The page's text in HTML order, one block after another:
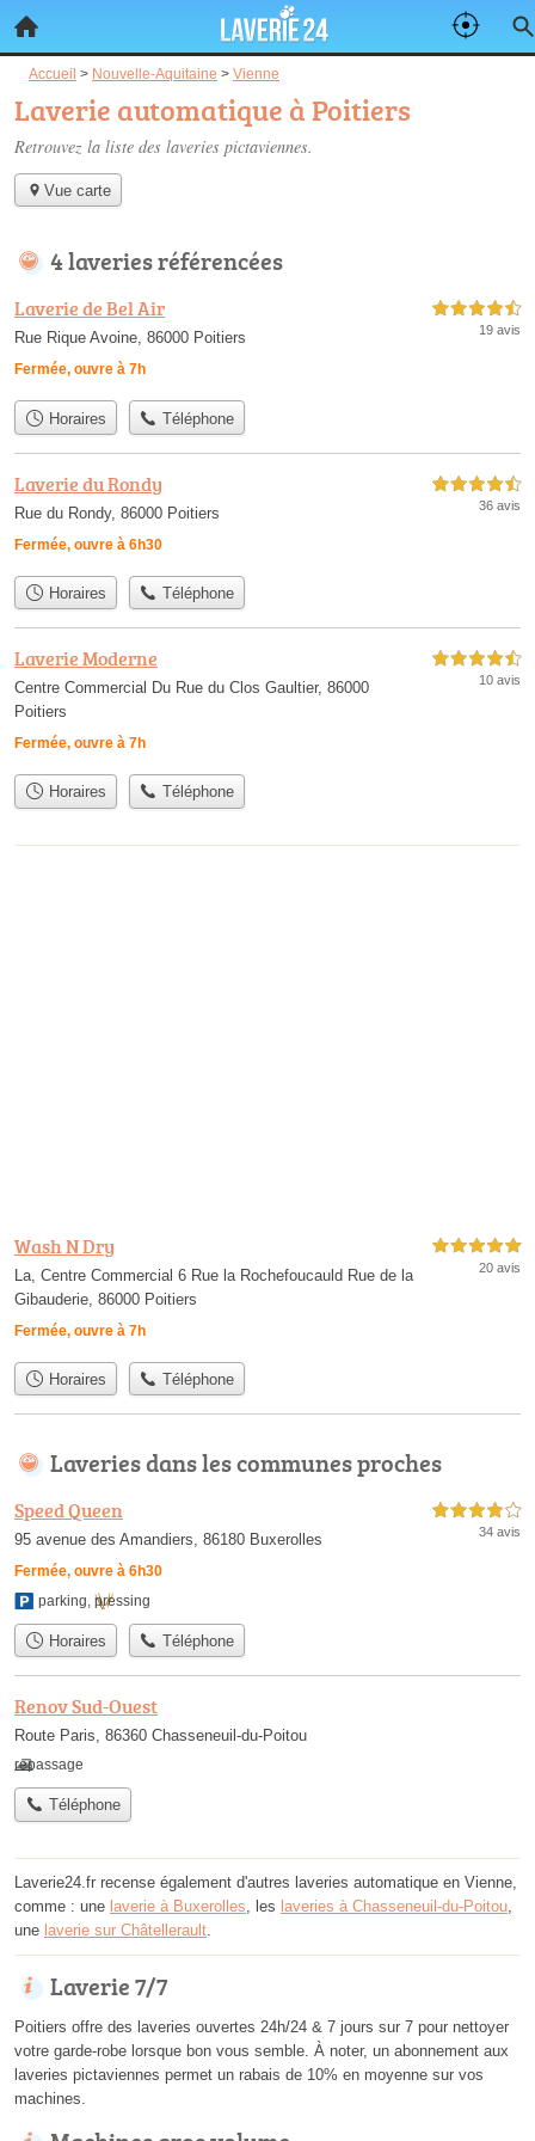
Accueil > Nouvelle-Aquitaine > Vienne
Laverie automatique à Poitiers
Retrouvez la liste des laveries pictaviennes.
Vue carte
4 laveries référencées
Laverie de Bel Air
Rue Rique Avoine, 86000 Poitiers
Fermée, ouvre à 7h
4,5 étoiles sur 5
19 avis
Horaires Téléphone
Laverie du Rondy
Rue du Rondy, 86000 Poitiers
Fermée, ouvre à 6h30
4,5 étoiles sur 5
36 avis
Horaires Téléphone
Laverie Moderne
Centre Commercial Du Rue du Clos Gaultier, 86000
Poitiers
Fermée, ouvre à 7h
4,5 étoiles sur 5
10 avis
Horaires Téléphone
Wash N Dry
La, Centre Commercial 6 Rue la Rochefoucauld Rue de la
Gibauderie, 86000 Poitiers
Fermée, ouvre à 7h
5,0 étoiles sur 5
20 avis
Horaires Téléphone
Laveries dans les communes proches
Speed Queen
95 avenue des Amandiers, 86180 Buxerolles
Fermée, ouvre à 6h30
4,0 étoiles sur 5
34 avis
parking, pressing
Horaires Téléphone
Renov Sud-Ouest
Route Paris, 86360 Chasseneuil-du-Poitou
repassage
Téléphone
Laverie24.fr recense également d'autres laveries automatique en Vienne,
comme : une laverie à Buxerolles , les laveries à Chasseneuil-du-Poitou
une laverie sur Châtellerault
Laverie 7/7
Poitiers offre des laveries ouvertes 24h/24 & 7 jours sur 7 pour nettoyer
votre garde-robe lorsque bon vous semble. À noter, un abonnement aux
laveries pictaviennes permet un rabais de 10% en moyenne sur vos
machines.